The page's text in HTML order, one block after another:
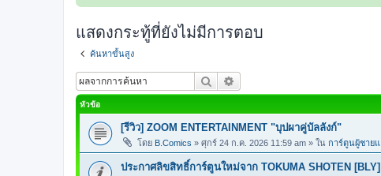
แสดงกระทู้ที่ยังไม่มีการตอบ
ค้นหาขั้นสูง
ค้นหา
หัวข้อ
[รีวิว] ZOOM ENTERTAINMENT "บุปผาคู่บัลลังก์"
โดย B.Comics » ศุกร์ 24 ก.ค. 2026 11:59 am » ใน การ์ตูนผู้ชาย
ประกาศลิขสิทธิ์การ์ตูนใหม่จาก TOKUMA SHOTEN [BLY]